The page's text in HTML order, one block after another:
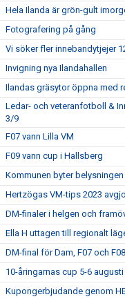
Hela Ilanda är grön-gult
Fotografering på gång
Vi söker fler innebandytjejer
Invigning nya Ilandahallen
Ilandas gräsytor öppna med
Ledar- och veteranfotboll &
3/9
F07 vann Lilla VM
F09 vann cup i Hallsberg
Kommunen byter
Hertzögas VM-tips 2023
DM-finaler i helgen och
Ella H uttagen till regionalt
DM-final för Dam, F07 och F08
10-åringarnas cup 5-6 augusti
Kupongerbjudande genom